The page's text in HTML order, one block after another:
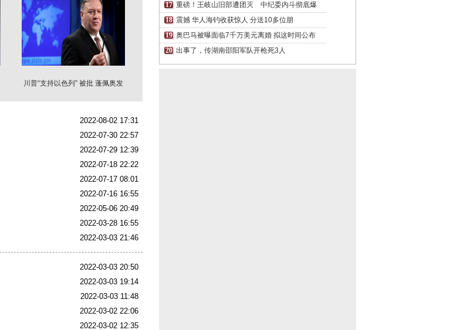
川普“支持以色列” 被批 蓬佩奥发
2022-08-02 17:31
2022-07-30 22:57
2022-07-29 12:39
2022-07-18 22:22
2022-07-17 08:01
2022-07-16 16:55
2022-05-06 20:49
2022-03-28 16:55
2022-03-03 21:46
2022-03-03 20:50
2022-03-03 19:14
2022-03-03 11:48
2022-03-02 22:06
2022-03-02 12:35
重磅！王岐山旧部遭团灭 中纪委内斗彻底爆
震撼 华人海钓收获惊人 分送10多位朋
奥巴马被曝面临7千万美元离婚 拟这时间公布
出事了，传湖南邵阳军队开枪死3人